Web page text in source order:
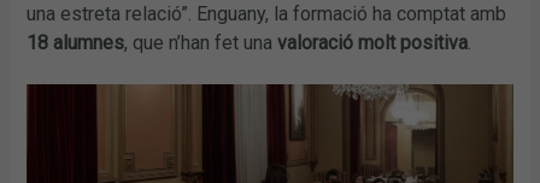
una estreta relació”. Enguany, la formació ha comptat amb
18 alumnes, que n’han fet unavaloració molt positiva